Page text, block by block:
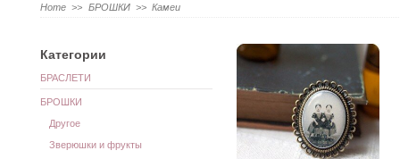
Home >> БРОШКИ >> Камеи
Категории
БРАСЛЕТИ
БРОШКИ
Другое
Зверюшки и фрукты